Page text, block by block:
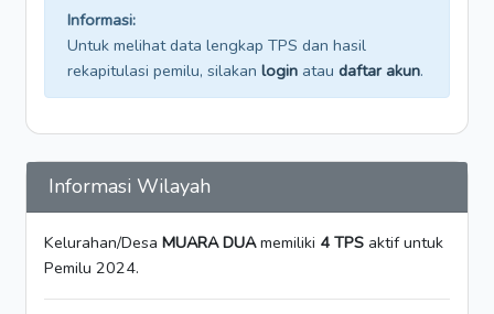
Informasi:
Untuk melihat data lengkap TPS dan hasil
rekapitulasi pemilu, silakan login atau daftar akun.
Informasi Wilayah
Kelurahan/Desa MUARA DUAmemiliki 4 TPS aktif untuk
Pemilu 2024.